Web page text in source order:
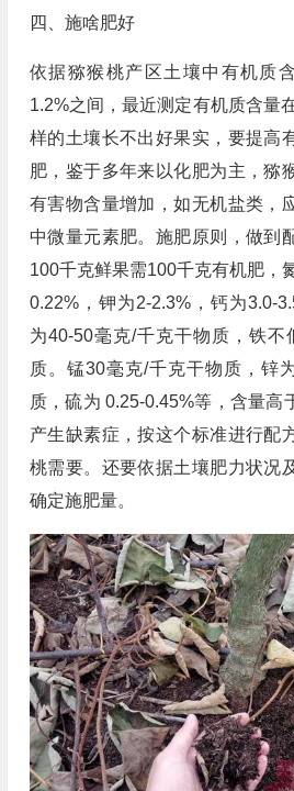
四、施啥肥好
依据猕猴桃产区土壤中有机质
1.2%之间，最近测定有机质含量
样的土壤长不出好果实，要提高
肥，鉴于多年来以化肥为主，猕
有害物含量增加，如无机盐类，
中微量元素肥。施肥原则，做到
100千克鲜果需100千克有机肥，
0.22%，钾为2-2.3%，钙为3.0-
为40-50毫克/千克干物质，铁不
质。锰30毫克/千克干物质，锌
质，硫为 0.25-0.45%等，含量高
产生缺素症，按这个标准进行配
桃需要。还要依据土壤肥力状况
确定施肥量。